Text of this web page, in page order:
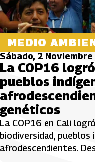
MEDIO
Sábado, 2
La COP16
pueblos
genéticos
La COP16 en Cali
biodiversidad, pueblos
afrodescendientes.